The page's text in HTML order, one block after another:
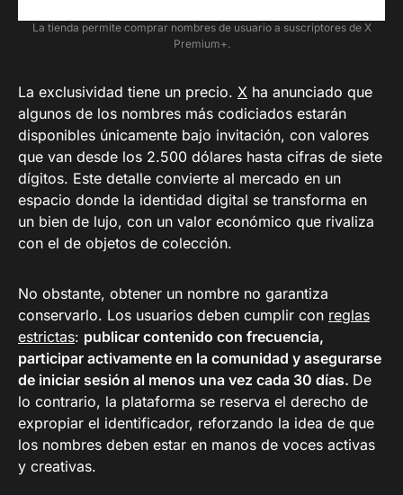
La tienda permite comprar nombres de usuario a suscriptores de X
Premium+.
La exclusividad tiene un precio. X ha anunciado que
algunos de los nombres más codiciados estarán
disponibles únicamente bajo invitación, con valores
que van desde los 2.500 dólares hasta cifras de siete
dígitos. Este detalle convierte al mercado en un
espacio donde la identidad digital se transforma en
un bien de lujo, con un valor económico que rivaliza
con el de objetos de colección.
No obstante, obtener un nombre no garantiza
conservarlo. Los usuarios deben cumplir con reglas
estrictas: publicar contenido con frecuencia,
participar activamente en la comunidad y asegurarse
de iniciar sesión al menos una vez cada 30 días. De
lo contrario, la plataforma se reserva el derecho de
expropiar el identificador, reforzando la idea de que
los nombres deben estar en manos de voces activas
y creativas.